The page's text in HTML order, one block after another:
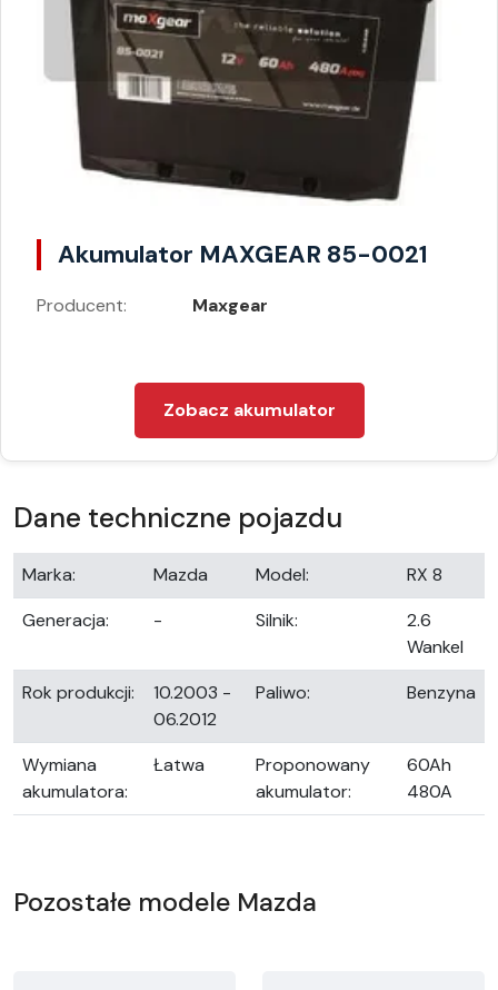
Akumulator MAXGEAR 85-0021
Producent: Maxgear
Zobacz akumulator
Dane techniczne pojazdu
Marka: Mazda Model:
RX 8
Generacja:
- Silnik:
2.6
Wankel
Rok produkcji:
10.2003 -
06.2012
Paliwo: Benzyna
Wymiana
akumulatora:
Łatwa
Proponowany
akumulator:
60Ah
480A
Pozostałe modele Mazda